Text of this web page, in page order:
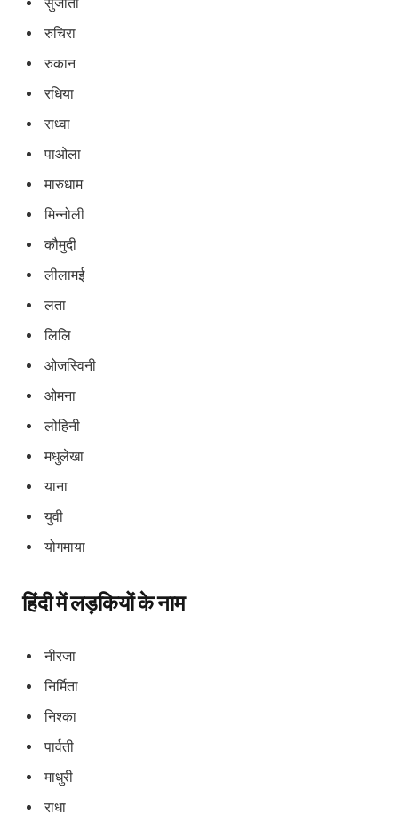
रुचिरा
रुकान
रधिया
राध्वा
पाओला
मारुधाम
मिन्नोली
कौमुदी
लीलामई
लता
लिलि
ओजस्विनी
ओमना
लोहिनी
मधुलेखा
याना
युवी
योगमाया
हिंदी में लड़कियों के नाम
नीरजा
निर्मिता
निश्का
पार्वती
माधुरी
राधा